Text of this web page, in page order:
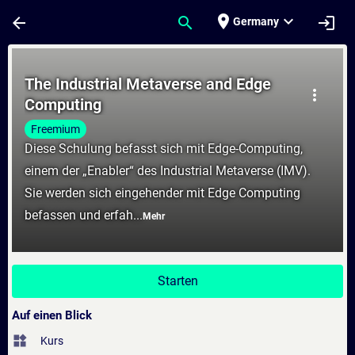
arrow_back search place Germany expand_more login
more_vert
The Industrial Metaverse and Edge
Computing
Freemium
Diese Schulung befasst sich mit Edge-Computing,
einem der „Enabler“ des Industrial Metaverse (IMV).
Sie werden sich eingehender mit Edge Computing
befassen und erfah... Mehr
Starten
Auf einen Blick
widgets Kurs